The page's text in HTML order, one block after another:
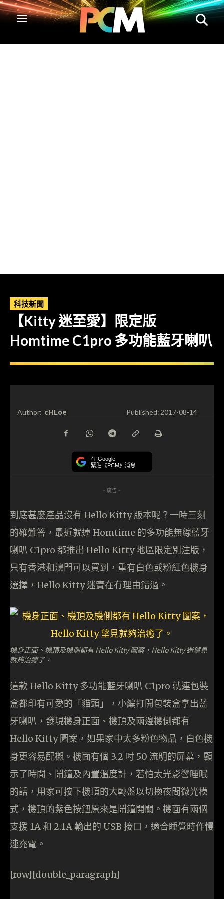
科技新聞
【Kitty 迷至愛】限定版
Homtime C1pro 多功能藍牙喇叭
Author: cHLoe Published:2017-08-14
在 Google
緊貼《PCM》消息
- 廣告 -
到底甚麼產品沒有 Hello Kitty 版本呢？一時三刻
的確難答，最近就連 Homtime 的多功能無線藍牙
喇叭 C1pro 都推出 Hello Kitty 地區限定別注版，
只有香港和澳門可以買到，重有白色或粉紅色機身
選擇，Hello Kitty 迷實在冇理由錯過。
機身正面、機頂及機側都有 Hello Kitty 圖案，Hello Kitty 迷望見
就夠治癒了。
這款 Hello Kitty 多功能藍牙喇叭 C1pro 就連包裝
盒都印有可愛的「貓頭」，小編打開包裝盒拿出藍
牙喇叭，發現機身正面、機頂及兩邊機側都有
Hello Kitty 圖案，如果家中太多粉色物品，白色機
身更容易配襯。機面有個 3.2 吋 50 流明的屏幕，顯
示了時間、鬧鐘及內置溫度計，若怕太光影響睡眠
的話，用家可按下機頂的大轉盤以切換夜間微光模
式，機頂的紫色按鈕原來是鬧鐘開關。機面有兩個
支援 1A 和 2.1A 輸出的 USB 接口，適合睡覺時作慢
速充電。
[row][double_paragraph]